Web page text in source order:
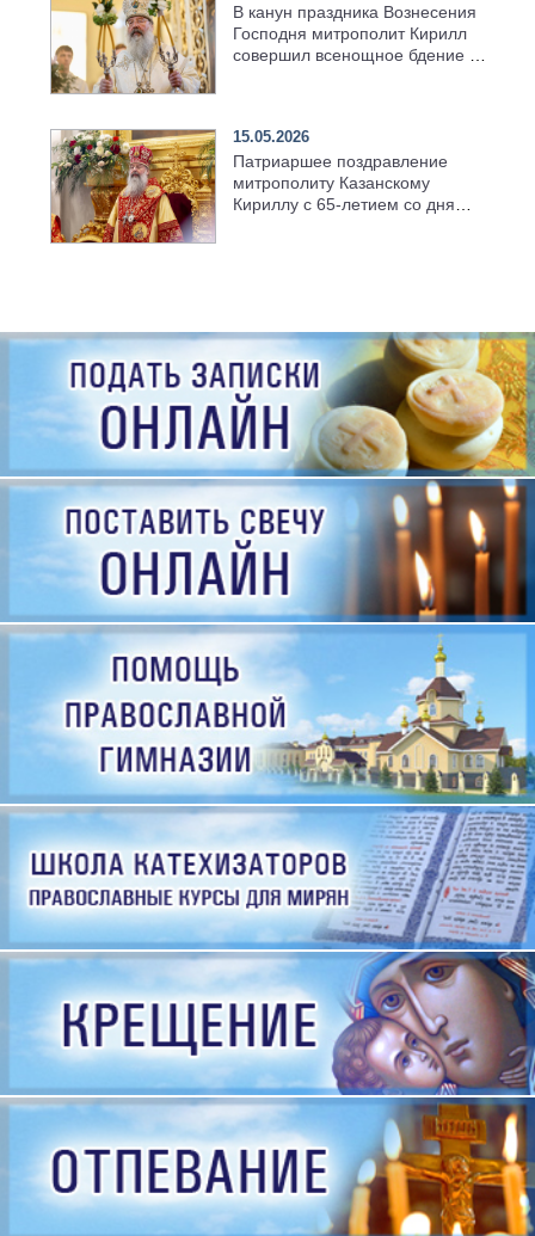
В канун праздника Вознесения
Господня митрополит Кирилл
совершил всенощное бдение в
15.05.2026
Патриаршее поздравление
митрополиту Казанскому
Кириллу с 65-летием со дня